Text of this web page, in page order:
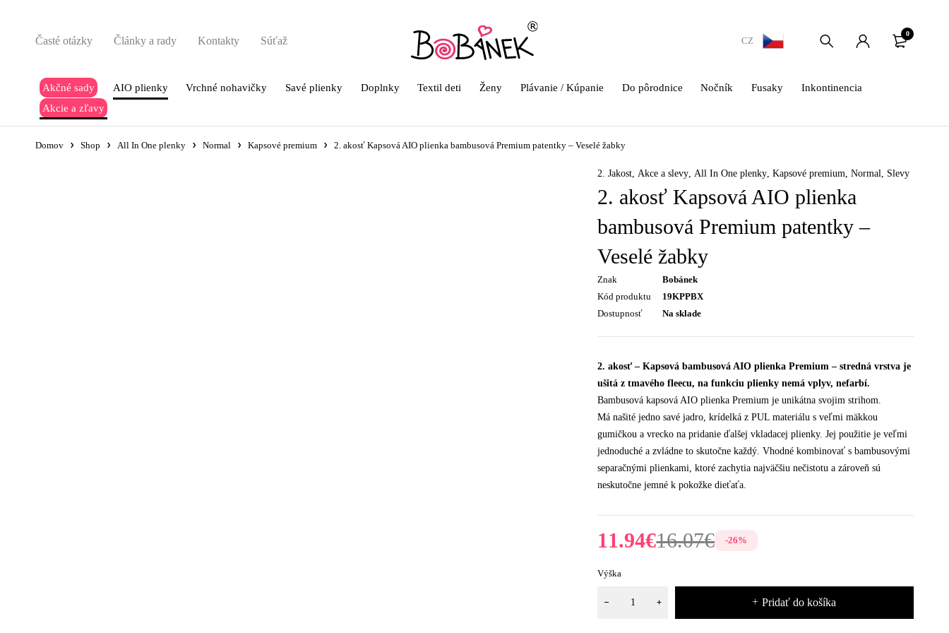
Časté otázky Články a rady Kontakty Súťaž CZ
0
Akčné sady AIO plienky Vrchné nohavičky Savé plienky Doplnky Textil deti Ženy Plávanie / Kúpanie Do pôrodnice Nočník Fusaky
Inkontinencia
Akcie a zľavy
Domov Shop All In One plenky Normal Kapsové premium 2. akosť Kapsová AIO plienka bambusová Premium patentky – Veselé žabky
2. Jakost,Akce a slevy,All In One plenky,Kapsové premium,Normal, Slevy
2. akosť Kapsová AIO plienka
bambusová Premium patentky –
Veselé žabky
Znak
Bobánek
Kód produktu
19KPPBX
Dostupnosť
Na sklade
2. akosť – Kapsová bambusová AIO plienka Premium – stredná vrstva je
ušitá z tmavého fleecu, na funkciu plienky nemá vplyv, nefarbí.
Bambusová kapsová AIO plienka Premium je unikátna svojim strihom.
Má našité jedno savé jadro, krídelká z PUL materiálu s veľmi mäkkou
gumičkou a vrecko na pridanie ďalšej vkladacej plienky. Jej použitie je veľmi
jednoduché a zvládne to skutočne každý. Vhodné kombinovať s bambusovými
separačnými plienkami, ktoré zachytia najväčšiu nečistotu a zároveň sú
neskutočne jemné k pokožke dieťaťa.
16.07€
11.94€ -26%
Výška
Pridať do košíka